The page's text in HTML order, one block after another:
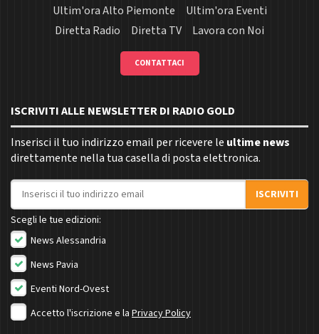
Ultim'ora Alto Piemonte
Ultim'ora Eventi
Diretta Radio
Diretta TV Lavora con Noi
CONTATTACI
ISCRIVITI ALLE NEWSLETTER DI RADIO GOLD
Inserisci il tuo indirizzo email per ricevere le ultime news
direttamente nella tua casella di posta elettronica.
Indirizzo email
ISCRIVITI
Scegli le tue edizioni:
News Alessandria
News Pavia
Eventi Nord-Ovest
Accetto l'iscrizione e la Privacy Policy